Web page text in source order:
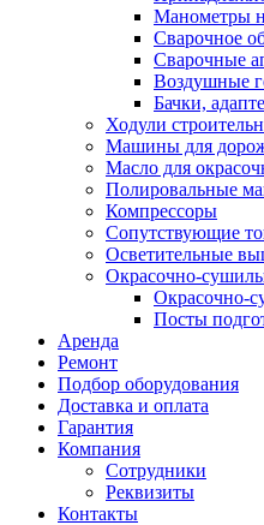
Манометры
Сварочное
Сварочные
Воздушные
Бачки,
Ходули
Машины для
Масло для
Полировальные
Компрессоры
Сопутствующие
Осветительные
Окрасочно-
Окрасочно-
Посты
Аренда
Ремонт
Подбор оборудования
Доставка и оплата
Гарантия
Компания
Сотрудники
Реквизиты
Контакты